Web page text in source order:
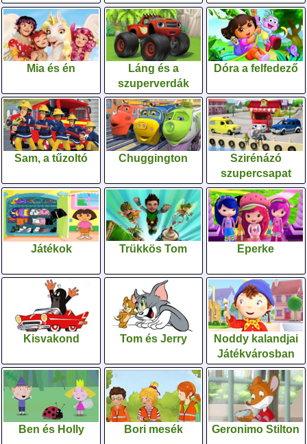
Mia és én
Láng és a
szuperverdák
Dóra a felfedező
Sam, a tűzoltó Chuggington
Szirénázó
szupercsapat
Játékok Trükkös Tom Eperke
Kisvakond Tom és Jerry
Noddy kalandjai
Játékvárosban
Ben és Holly Bori mesék Geronimo Stilton